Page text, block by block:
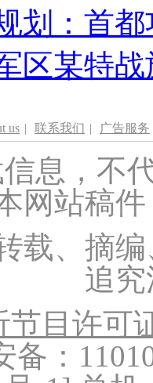
划：首
区某特
us | 联系我们 | 广告服务
息，不
网站稿
载、摘
追
节目许可
备：